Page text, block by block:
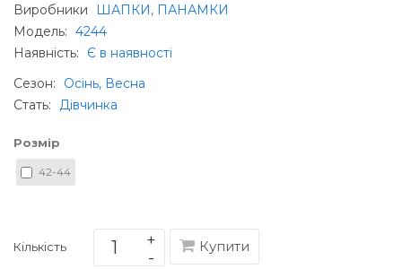
Виробники
ШАПКИ, ПАНАМКИ
Модель: 4244
Наявність:
Є в наявності
Сезон:
Осінь, Весна
Стать: Дівчинка
Розмір
42-44
Кількість Купити